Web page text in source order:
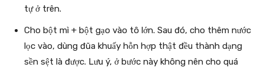
tự ở trên.
Cho bột mì + bột gạo vào tô lớn. Sau đó, cho thêm nước
lọc vào, dùng đũa khuấy hỗn hợp thật đều thành dạng
sền sệt là được. Lưu ý, ở bước này không nên cho quá